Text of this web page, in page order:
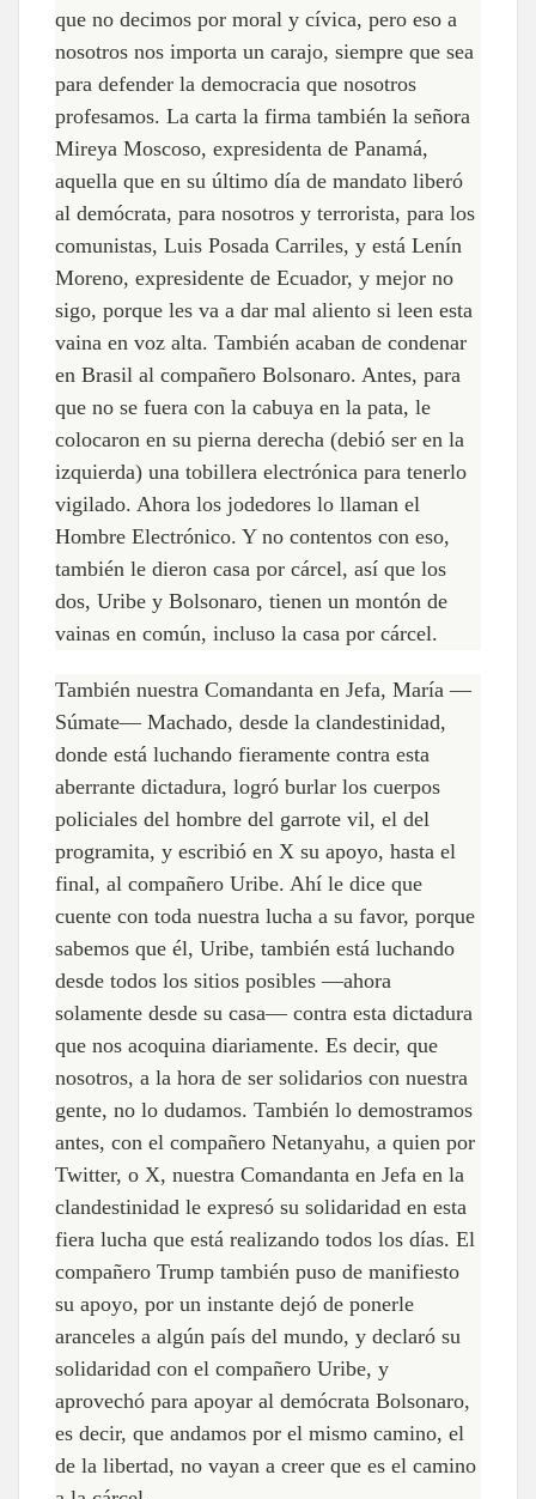
que no decimos por moral y cívica, pero eso a
nosotros nos importa un carajo, siempre que sea
para defender la democracia que nosotros
profesamos. La carta la firma también la señora
Mireya Moscoso, expresidenta de Panamá,
aquella que en su último día de mandato liberó
al demócrata, para nosotros y terrorista, para los
comunistas, Luis Posada Carriles, y está Lenín
Moreno, expresidente de Ecuador, y mejor no
sigo, porque les va a dar mal aliento si leen esta
vaina en voz alta. También acaban de condenar
en Brasil al compañero Bolsonaro. Antes, para
que no se fuera con la cabuya en la pata, le
colocaron en su pierna derecha (debió ser en la
izquierda) una tobillera electrónica para tenerlo
vigilado. Ahora los jodedores lo llaman el
Hombre Electrónico. Y no contentos con eso,
también le dieron casa por cárcel, así que los
dos, Uribe y Bolsonaro, tienen un montón de
vainas en común, incluso la casa por cárcel.
También nuestra Comandanta en Jefa, María —
Súmate— Machado, desde la clandestinidad,
donde está luchando fieramente contra esta
aberrante dictadura, logró burlar los cuerpos
policiales del hombre del garrote vil, el del
programita, y escribió en X su apoyo, hasta el
final, al compañero Uribe. Ahí le dice que
cuente con toda nuestra lucha a su favor, porque
sabemos que él, Uribe, también está luchando
desde todos los sitios posibles —ahora
solamente desde su casa— contra esta dictadura
que nos acoquina diariamente. Es decir, que
nosotros, a la hora de ser solidarios con nuestra
gente, no lo dudamos. También lo demostramos
antes, con el compañero Netanyahu, a quien por
Twitter, o X, nuestra Comandanta en Jefa en la
clandestinidad le expresó su solidaridad en esta
fiera lucha que está realizando todos los días. El
compañero Trump también puso de manifiesto
su apoyo, por un instante dejó de ponerle
aranceles a algún país del mundo, y declaró su
solidaridad con el compañero Uribe, y
aprovechó para apoyar al demócrata Bolsonaro,
es decir, que andamos por el mismo camino, el
de la libertad, no vayan a creer que es el camino